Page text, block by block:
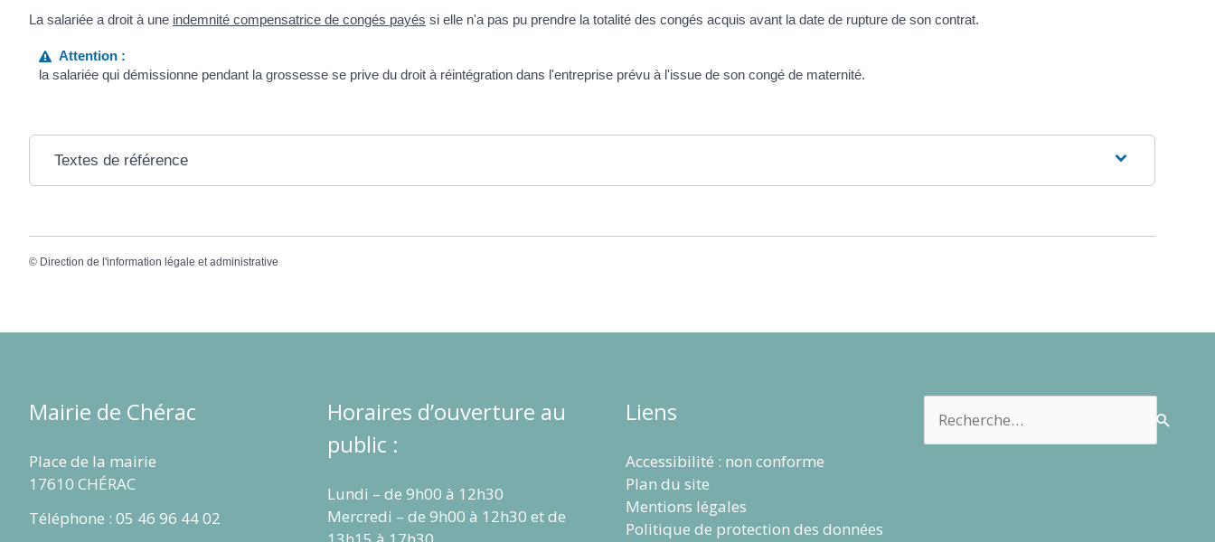
La salariée a droit à une indemnité compensatrice de congés payés si elle n'a pas pu prendre la totalité des congés acquis avant la date de rupture de son contrat.
Attention :
la salariée qui démissionne pendant la grossesse se prive du droit à réintégration dans l'entreprise prévu à l'issue de son congé de maternité.
Textes de référence
© Direction de l'information légale et administrative
Mairie de Chérac
Place de la mairie
17610 CHÉRAC
Téléphone : 05 46 96 44 02
Horaires d’ouverture au
public :
Lundi – de 9h00 à 12h30
Mercredi – de 9h00 à 12h30 et de
Liens
Accessibilité : non conforme
Plan du site
Mentions légales
Politique de protection des données